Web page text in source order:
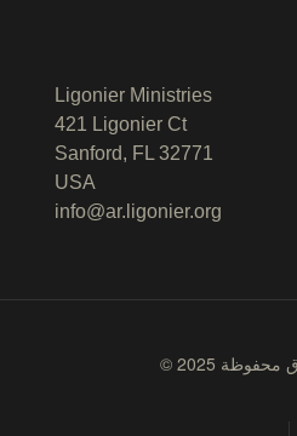
Ligonier Ministries
421 Ligonier Ct
Sanford, FL 32771
USA
info@ar.ligonier.org
محفوظة